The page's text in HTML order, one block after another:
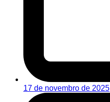
17 de novembro de 2025